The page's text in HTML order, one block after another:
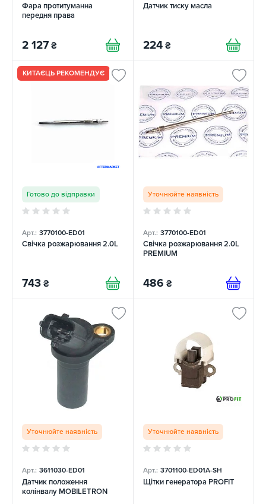
Фара протитуманна
передня права
2 127 ₴
Датчик тиску масла
224 ₴
КИТАЄЦЬ РЕКОМЕНДУЄ
Готово до відправки
Арт.: 3770100-ED01
Свічка розжарювання 2.0L
743 ₴
Уточнюйте наявність
Арт.: 3770100-ED01
Свічка розжарювання 2.0L
PREMIUM
486 ₴
Уточнюйте наявність
Арт.: 3611030-ED01
Датчик положення
колінвалу MOBILETRON
Уточнюйте наявність
Арт.: 3701100-ED01A-SH
Щітки генератора PROFIT